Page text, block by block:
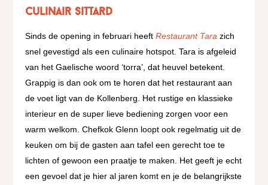
Culinair Sittard
Sinds de opening in februari heeftRestaurant Tara zich
snel gevestigd als een culinaire hotspot. Tara is afgeleid
van het Gaelische woord ‘torra’, dat heuvel betekent.
Grappig is dan ook om te horen dat het restaurant aan
de voet ligt van de Kollenberg. Het rustige en klassieke
interieur en de super lieve bediening zorgen voor een
warm welkom. Chefkok Glenn loopt ook regelmatig uit de
keuken om bij de gasten aan tafel een gerecht toe te
lichten of gewoon een praatje te maken. Het geeft je echt
een gevoel dat je hier al jaren komt en je de belangrijkste